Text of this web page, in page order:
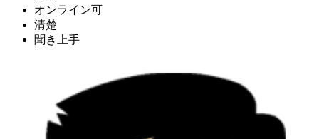
オンライン可
清楚
聞き上手